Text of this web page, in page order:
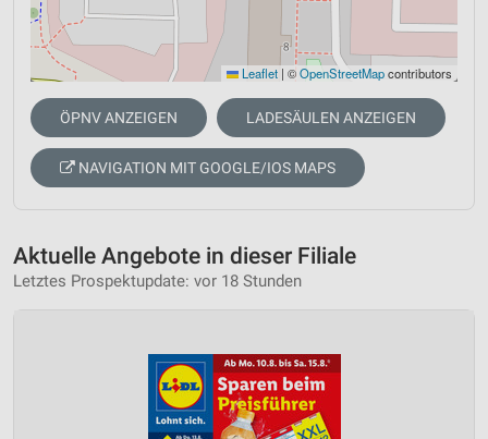
Leaflet | ©OpenStreetMapcontributors
ÖPNV ANZEIGEN LADESÄULEN ANZEIGEN
NAVIGATION MIT GOOGLE/IOS MAPS
Aktuelle Angebote in dieser Filiale
Letztes Prospektupdate: vor 18 Stunden